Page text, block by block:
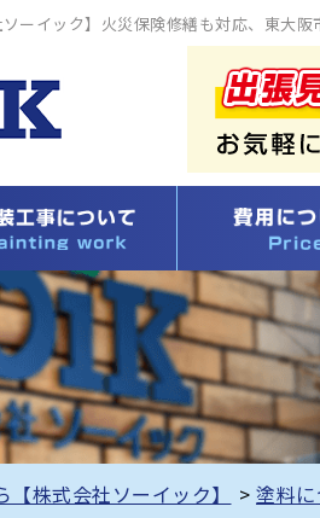
ーイック】火災保険修繕も対応、東大
株式会社ソーイック】 > 塗料